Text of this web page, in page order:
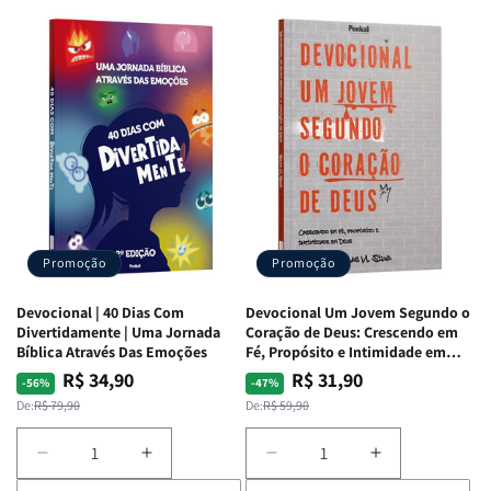
Devocional
Quarto
de
Guerra
Isabelle
S.
Alves
Devocional
Quarto
de
Guerra
|
Isabelle
S.
Alves
Devocional
Café
com
Mulheres
da
Bíblia
Equipe
Teológica
Penkal
Devocional
Café
com
Mulheres
da
Bíblia
|
Equipe
Teológica
Penkal
Promoção
Devocional | 40 Dias Com
Divertidamente | Uma Jornada
Bíblica Através Das Emoções
-56%
Preço
normal
De:R$ 79,90
Preço
promocional
R$ 34,90
Diminuir
a
Aumentar
a
Promoção
Devocional Um Jovem Segundo o
Coração de Deus: Crescendo em
Fé, Propósito e Intimidade em
Deus
-47%
Preço
normal
De:R$ 59,90
Preço
promocional
R$ 31,90
Diminuir
a
Aumentar
a